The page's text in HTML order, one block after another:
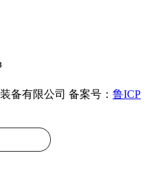
备有限公司 备案号： 鲁ICP